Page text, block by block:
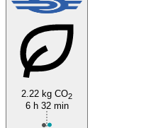
2.22 kg CO2
6 h 32 min